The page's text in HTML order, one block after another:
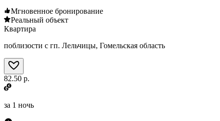
Мгновенное бронирование
Реальный объект
Квартира
поблизости с гп. Лельчицы, Гомельская область
82.50 р.
за 1 ночь